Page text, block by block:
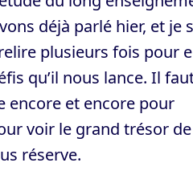
déjà parlé hier, et je
plusieurs fois pour
qu’il nous lance. Il
encore et encore pour
voir le grand trésor de
réserve.